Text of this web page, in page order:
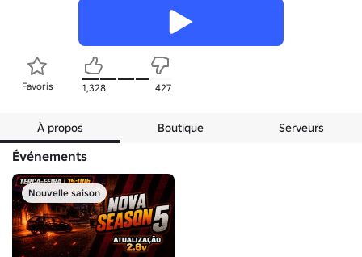
Favoris 1,328 427
À propos Boutique Serveurs
Événements
Nouvelle saison